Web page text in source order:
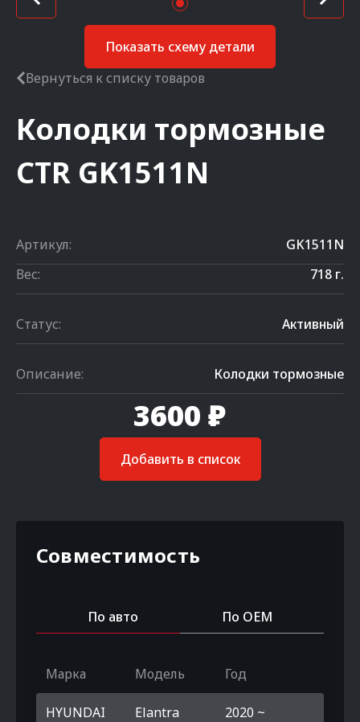
Показать схему детали
Вернуться к списку товаров
Колодки тормозные
CTR GK1511N
Артикул:
GK1511N
Вес:
718 г.
Статус: Активный
Описание: Колодки тормозные
3600 ₽
Добавить в список
Совместимость
По авто По OEM
Марка Модель Год
HYUNDAI Elantra 2020 ~